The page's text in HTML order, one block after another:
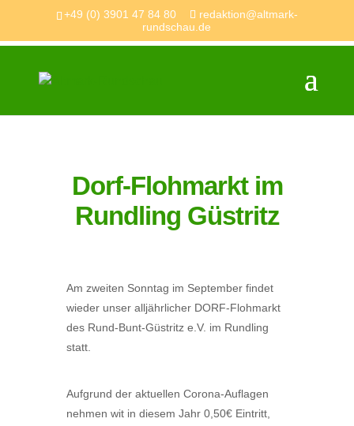
+49 (0) 3901 47 84 80
redaktion@altmark-
rundschau.de
Dorf-Flohmarkt im
Rundling Güstritz
Am zweiten Sonntag im September findet
wieder unser alljährlicher DORF-Flohmarkt
des Rund-Bunt-Güstritz e.V. im Rundling
statt.
Aufgrund der aktuellen Corona-Auflagen
nehmen wit in diesem Jahr 0,50€ Eintritt,